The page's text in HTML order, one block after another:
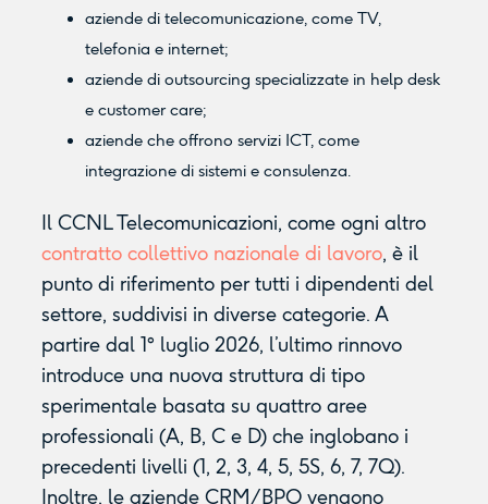
aziende di telecomunicazione, come TV,
telefonia e internet;
aziende di outsourcing specializzate in help desk
e customer care;
aziende che offrono servizi ICT, come
integrazione di sistemi e consulenza.
Il CCNL Telecomunicazioni, come ogni altro
contratto collettivo nazionale di lavoro, è il
punto di riferimento per tutti i dipendenti del
settore, suddivisi in diverse categorie. A
partire dal 1° luglio 2026, l’ultimo rinnovo
introduce una nuova struttura di tipo
sperimentale basata su quattro aree
professionali (A, B, C e D) che inglobano i
precedenti livelli (1, 2, 3, 4, 5, 5S, 6, 7, 7Q).
Inoltre, le aziende CRM/BPO vengono